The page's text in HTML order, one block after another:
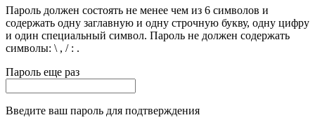
Пароль должен состоять не менее чем из 6 символов и
содержать одну заглавную и одну строчную букву, одну цифру
и один специальный символ. Пароль не должен содержать
символы: \ , / : .
Пароль еще раз
Введите ваш пароль для подтверждения